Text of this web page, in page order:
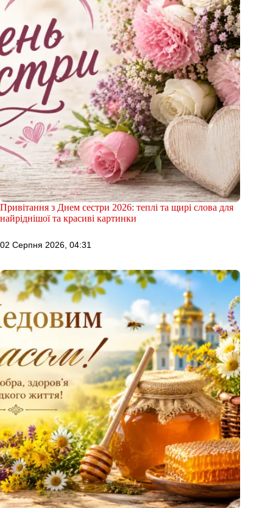
Привітання з Днем сестри 2026: теплі та щирі слова для
найріднішої та красиві картинки
02 Серпня 2026, 04:31